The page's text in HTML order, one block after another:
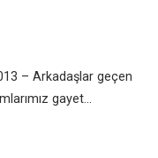
– Arkadaşlar geçen
gayet...